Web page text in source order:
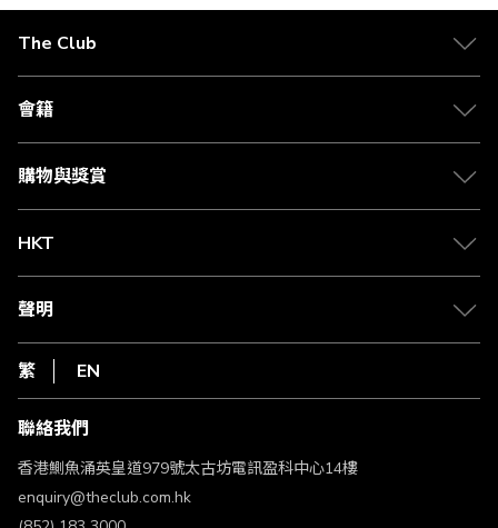
The Club
關於 The Club
合作夥伴
媒體中心
會籍
會籍及專屬禮遇
賺取積分
購物與獎賞
物流與配送
Club Shopping 商品領取站
常見問題
HKT
csl.
1010
HKT
聲明
私隱聲明
使用條款
條款及細則
不歧視及不騷擾聲明
認可牌照及通告
繁 EN
聯絡我們
香港鰂魚涌英皇道979號太古坊電訊盈科中心14樓
enquiry@theclub.com.hk